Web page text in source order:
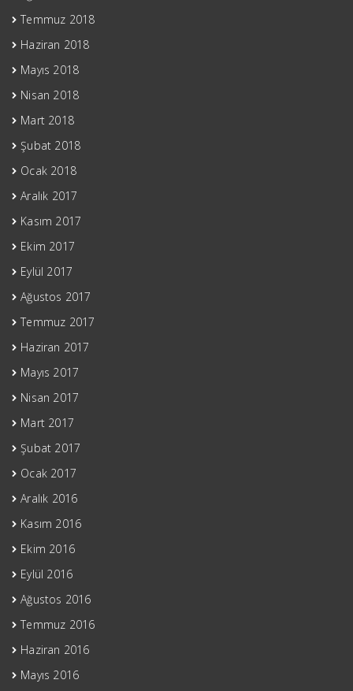
Temmuz 2018
Haziran 2018
Mayıs 2018
Nisan 2018
Mart 2018
Şubat 2018
Ocak 2018
Aralık 2017
Kasım 2017
Ekim 2017
Eylül 2017
Ağustos 2017
Temmuz 2017
Haziran 2017
Mayıs 2017
Nisan 2017
Mart 2017
Şubat 2017
Ocak 2017
Aralık 2016
Kasım 2016
Ekim 2016
Eylül 2016
Ağustos 2016
Temmuz 2016
Haziran 2016
Mayıs 2016